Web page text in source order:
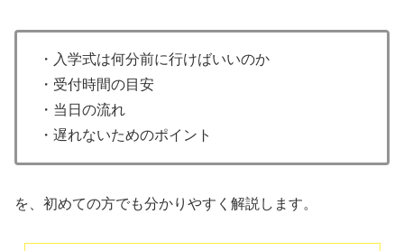
・入学式は何分前に行けばいいのか
・受付時間の目安
・当日の流れ
・遅れないためのポイント
を、初めての方でも分かりやすく解説します。